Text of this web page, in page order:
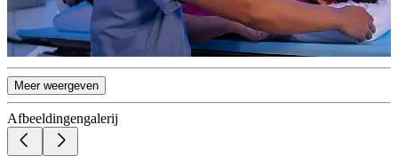
Meer weergeven
Afbeeldingengalerij